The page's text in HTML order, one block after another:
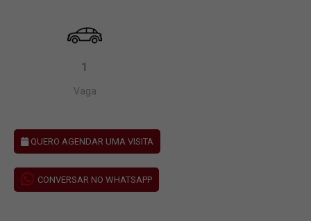
1
Vaga
QUERO AGENDAR UMA VISITA
CONVERSAR NO WHATSAPP